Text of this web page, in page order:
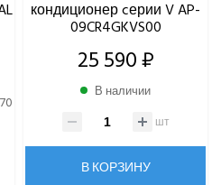
кондиционер cерии V AP-
09CR4GKVS00
25 590 ₽
В наличии
шт
В КОРЗИНУ